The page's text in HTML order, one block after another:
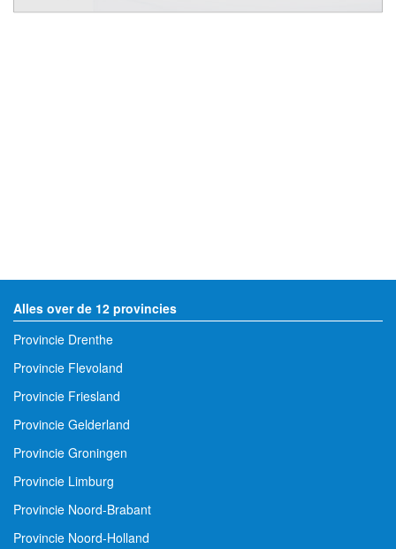
Alles over de 12 provincies
Provincie Drenthe
Provincie Flevoland
Provincie Friesland
Provincie Gelderland
Provincie Groningen
Provincie Limburg
Provincie Noord-Brabant
Provincie Noord-Holland